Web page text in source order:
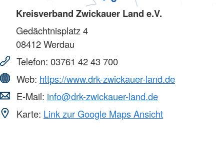
Kreisverband Zwickauer Land e.V.
Gedächtnisplatz 4
08412Werdau
Telefon: 03761 42 43 700
Web: https://www.drk-zwickauer-land.de
E-Mail: info@drk-zwickauer-land.de
Karte: Link zur Google Maps Ansicht